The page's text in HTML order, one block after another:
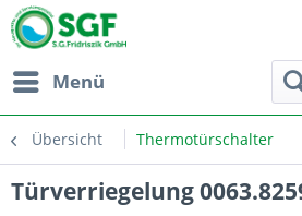
Menü
Übersicht Thermotürschalter
Türverriegelung